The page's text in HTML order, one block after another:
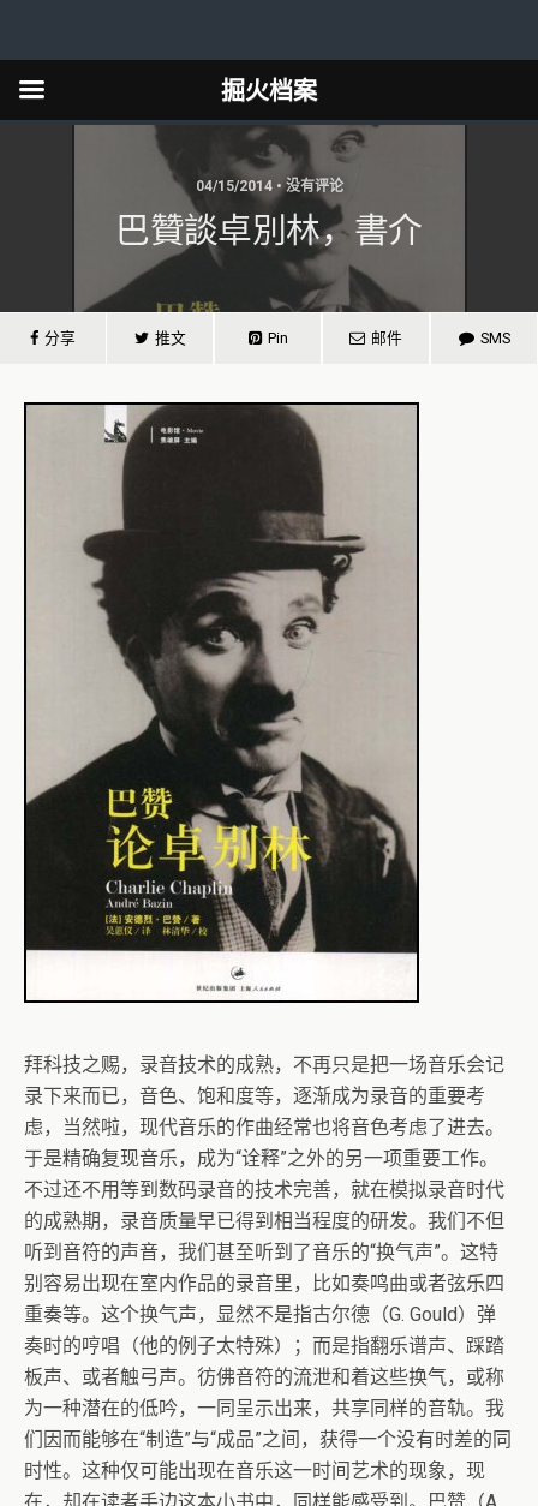
04/15/2014 • 没有评论
巴贊談卓別林，書介
分享 推文 Pin 邮件 SMS
拜科技之赐，录音技术的成熟，不再只是把一场音乐会记
录下来而已，音色、饱和度等，逐渐成为录音的重要考
虑，当然啦，现代音乐的作曲经常也将音色考虑了进去。
于是精确复现音乐，成为“诠释”之外的另一项重要工作。
不过还不用等到数码录音的技术完善，就在模拟录音时代
的成熟期，录音质量早已得到相当程度的研发。我们不但
听到音符的声音，我们甚至听到了音乐的“换气声”。这特
别容易出现在室内作品的录音里，比如奏鸣曲或者弦乐四
重奏等。这个换气声，显然不是指古尔德（G. Gould）弹
奏时的哼唱（他的例子太特殊）；而是指翻乐谱声、踩踏
板声、或者触弓声。彷佛音符的流泄和着这些换气，或称
为一种潜在的低吟，一同呈示出来，共享同样的音轨。我
们因而能够在“制造”与“成品”之间，获得一个没有时差的同
时性。这种仅可能出现在音乐这一时间艺术的现象，现
掘火档案